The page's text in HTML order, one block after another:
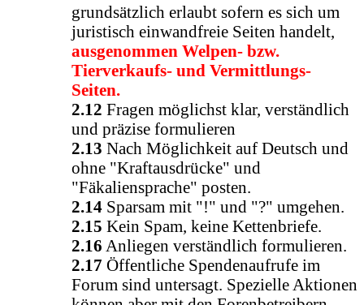
grundsätzlich erlaubt sofern es sich um
juristisch einwandfreie Seiten handelt,
ausgenommen Welpen- bzw.
Tierverkaufs- und Vermittlungs-
Seiten.
2.12 Fragen möglichst klar, verständlich
und präzise formulieren
2.13 Nach Möglichkeit auf Deutsch und
ohne "Kraftausdrücke" und
"Fäkaliensprache" posten.
2.14 Sparsam mit "!" und "?" umgehen.
2.15 Kein Spam, keine Kettenbriefe.
2.16 Anliegen verständlich formulieren.
2.17 Öffentliche Spendenaufrufe im
Forum sind untersagt. Spezielle Aktionen